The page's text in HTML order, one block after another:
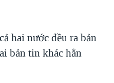
hai nước đều ra bản
bản tin khác hẳn